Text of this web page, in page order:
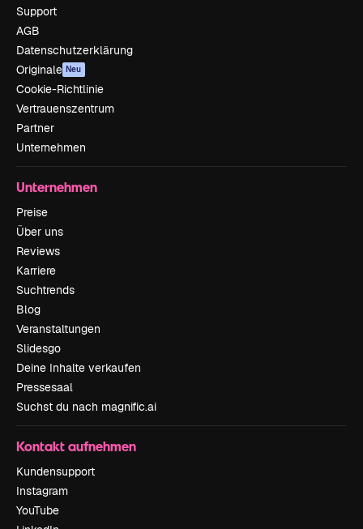
Support
AGB
Datenschutzerklärung
Originale Neu
Cookie-Richtlinie
Vertrauenszentrum
Partner
Unternehmen
Unternehmen
Preise
Über uns
Reviews
Karriere
Suchtrends
Blog
Veranstaltungen
Slidesgo
Deine Inhalte verkaufen
Pressesaal
Suchst du nach magnific.ai
Kontakt aufnehmen
Kundensupport
Instagram
YouTube